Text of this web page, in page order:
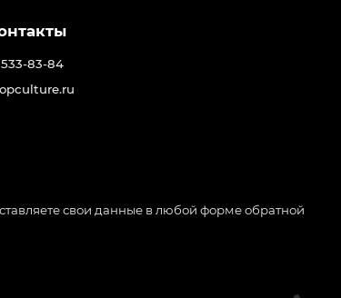
83-84
свои данные в любой форме обратной